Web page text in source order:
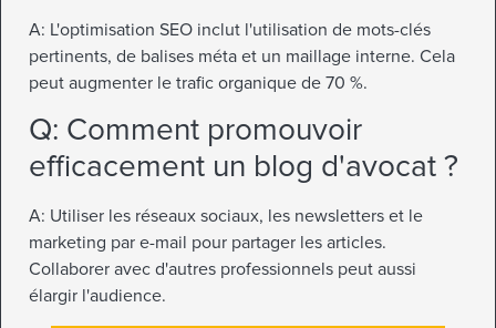
A: L'optimisation SEO inclut l'utilisation de mots-clés
pertinents, de balises méta et un maillage interne. Cela
peut augmenter le trafic organique de 70 %.
Q: Comment promouvoir
efficacement un blog d'avocat ?
A: Utiliser les réseaux sociaux, les newsletters et le
marketing par e-mail pour partager les articles.
Collaborer avec d'autres professionnels peut aussi
élargir l'audience.